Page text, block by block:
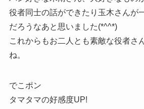
役者同士の話ができたり玉木さんが
だろうなあと思いました(*^^*)
これからもお二人とも素敵な役者さ
ね。
でこポン
タマタマの好感度UP!